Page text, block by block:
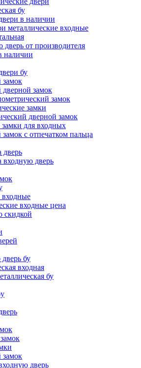
бу
в наличии
металлические входные
дверь от производителя
наличии
бу
замок
замок
замок
замки
дверной замок
для входных
с отпечатком пальца
дверь
входную дверь
входные
входные цена
скидкой
бу
входная
бу
замок
дверь